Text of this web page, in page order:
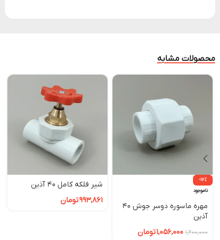
محصولات مشابه
-12%
ناموجود
مهره ماسوره دوسر جوش 40
آذین
1,200,000
1,056,000تومان
شیر فلکه کامل 40 آذین
993,861تومان